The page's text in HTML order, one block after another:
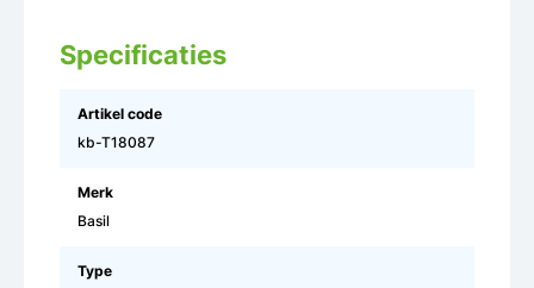
Specificaties
Artikel code
kb-T18087
Merk
Basil
Type